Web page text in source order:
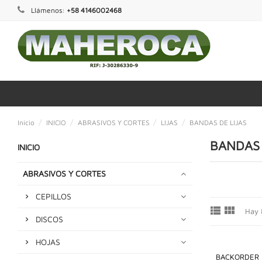
Llámenos: +58 4146002468
Inicio INICIO ABRASIVOS Y CORTES LIJAS BANDAS DE LIJAS
INICIO
ABRASIVOS Y CORTES
CEPILLOS
DISCOS
HOJAS
  Hay
BACKORDER